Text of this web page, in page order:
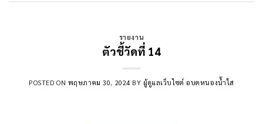
รายงาน
ตัวชี้วัดที่ 14
POSTED ON พฤษภาคม 30, 2024 BY ผู้ดูแลเว็บไซต์ อบตหนองน้ำใส